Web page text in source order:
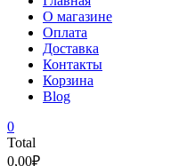
О магазине
Оплата
Доставка
Контакты
Корзина
Blog
0
Total
0,00₽